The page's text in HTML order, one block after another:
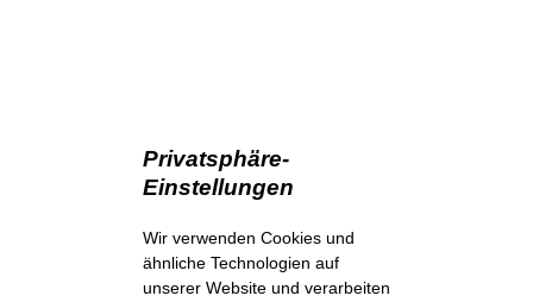
Privatsphäre-
Einstellungen
Wir verwenden Cookies und
ähnliche Technologien auf
unserer Website und verarbeiten